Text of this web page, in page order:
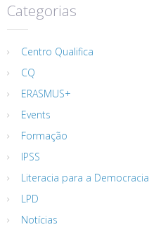
Categorias
Centro Qualifica
CQ
ERASMUS+
Events
Formação
IPSS
Literacia para a Democracia
LPD
Notícias